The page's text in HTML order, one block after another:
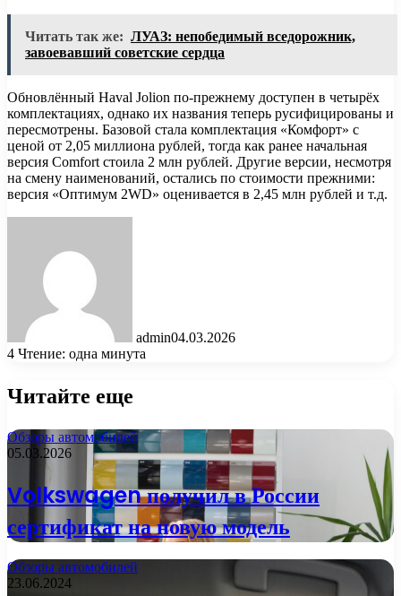
Читать так же: ЛУАЗ: непобедимый вседорожник,
завоевавший советские сердца
Обновлённый Haval Jolion по-прежнему доступен в четырёх
комплектациях, однако их названия теперь русифицированы и
пересмотрены. Базовой стала комплектация «Комфорт» с
ценой от 2,05 миллиона рублей, тогда как ранее начальная
версия Comfort стоила 2 млн рублей. Другие версии, несмотря
на смену наименований, остались по стоимости прежними:
версия «Оптимум 2WD» оценивается в 2,45 млн рублей и т.д.
admin04.03.2026
4 Чтение: одна минута
Читайте еще
Обзоры автомобилей
05.03.2026
Volkswagen получил в России
сертификат на новую модель
Обзоры автомобилей
23.06.2024